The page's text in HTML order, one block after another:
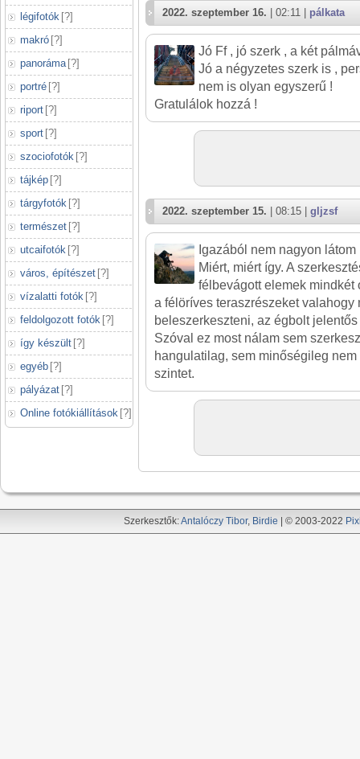
légifotók [?]
makró [?]
panoráma [?]
portré [?]
riport [?]
sport [?]
szociofotók [?]
tájkép [?]
tárgyfotók [?]
természet [?]
utcaifotók [?]
város, építészet [?]
vízalatti fotók [?]
feldolgozott fotók [?]
így készült [?]
egyéb [?]
pályázat [?]
Online fotókiállítások [?]
2022. szeptember 16. | 02:11 | pálkata
Jó Ff , jó szerk , a két
Jó a négyzetes szerk is ,
nem is olyan egyszerű !
Gratulálok hozzá !
2022. szeptember 15. | 08:15 | gljzsf
Igazából nem nagyon
Miért, miért így. A
félbevágott elemek mindkét
a félöríves teraszrészeket valahogy
beleszerkeszteni, az égbolt
Szóval ez most nálam sem
hangulatilag, sem minőségileg
szintet.
Szerkesztők:Antalóczy Tibor, Birdie | © 2003-2022